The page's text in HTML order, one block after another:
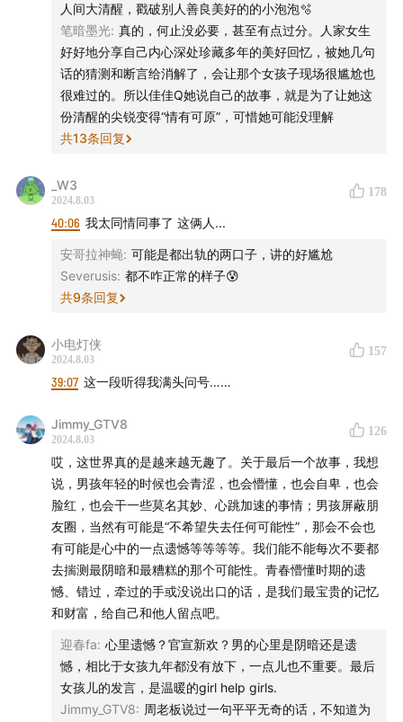
人间大清醒，戳破别人善良美好的的小泡泡🫧
笔暗墨光: 真的，何止没必要，甚至有点过分。人家女生
好好地分享自己内心深处珍藏多年的美好回忆，被她几句
话的猜测和断言给消解了，会让那个女孩子现场很尴尬也
很难过的。所以佳佳Q她说自己的故事，就是为了让她这
份清醒的尖锐变得“情有可原”，可惜她可能没理解
共13条回复
_W3
2024.8.03
178
40:06 我太同情同事了 这俩人...
安哥拉神蝇: 可能是都出轨的两口子，讲的好尴尬
Severusis: 都不咋正常的样子😰
共9条回复
小电灯侠
2024.8.03
157
39:07 这一段听得我满头问号……
Jimmy_GTV8
2024.8.03
126
哎，这世界真的是越来越无趣了。关于最后一个故事，我想
说，男孩年轻的时候也会青涩，也会懵懂，也会自卑，也会
脸红，也会干一些莫名其妙、心跳加速的事情；男孩屏蔽朋
友圈，当然有可能是“不希望失去任何可能性”，那会不会也
有可能是心中的一点遗憾等等等等。我们能不能每次不要都
去揣测最阴暗和最糟糕的那个可能性。青春懵懂时期的遗
憾、错过，牵过的手或没说出口的话，是我们最宝贵的记忆
和财富，给自己和他人留点吧。
迎春fa: 心里遗憾？官宣新欢？男的心里是阴暗还是遗
憾，相比于女孩九年都没有放下，一点儿也不重要。最后
女孩儿的发言，是温暖的girl help girls.
Jimmy_GTV8: 周老板说过一句平平无奇的话，不知道为